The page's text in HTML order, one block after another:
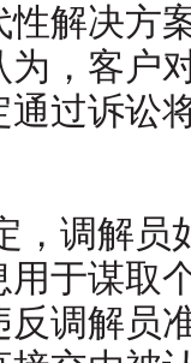
解决方
，客户
过诉讼
，调解员
于谋取
调解员